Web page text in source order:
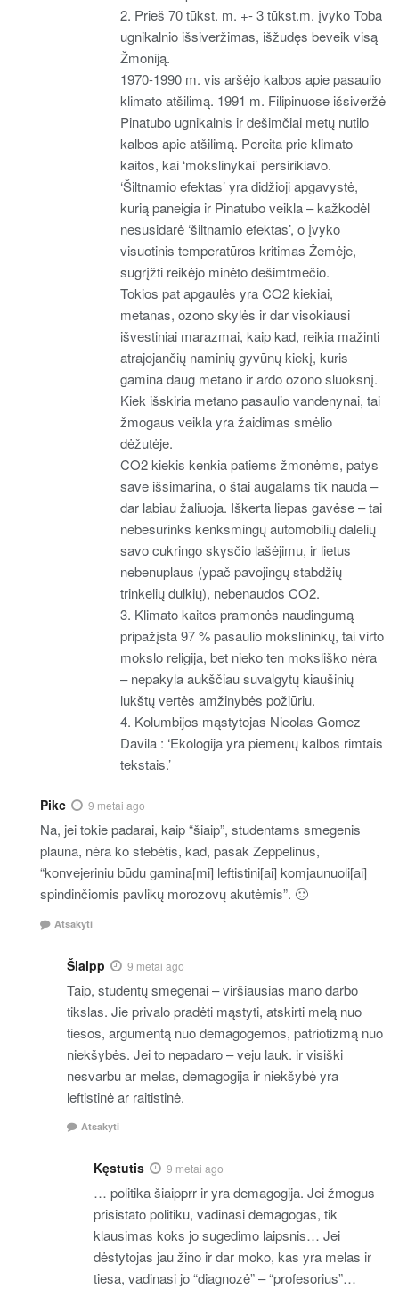
2. Prieš 70 tūkst. m. +- 3 tūkst.m. įvyko Toba
ugnikalnio išsiveržimas, išžudęs beveik visą
Žmoniją.
1970-1990 m. vis aršėjo kalbos apie pasaulio
klimato atšilimą. 1991 m. Filipinuose išsiveržė
Pinatubo ugnikalnis ir dešimčiai metų nutilo
kalbos apie atšilimą. Pereita prie klimato
kaitos, kai ‘mokslinykai’ persirikiavo.
‘Šiltnamio efektas’ yra didžioji apgavystė,
kurią paneigia ir Pinatubo veikla – kažkodėl
nesusidarė ‘šiltnamio efektas’, o įvyko
visuotinis temperatūros kritimas Žemėje,
sugrįžti reikėjo minėto dešimtmečio.
Tokios pat apgaulės yra CO2 kiekiai,
metanas, ozono skylės ir dar visokiausi
išvestiniai marazmai, kaip kad, reikia mažinti
atrajojančių naminių gyvūnų kiekį, kuris
gamina daug metano ir ardo ozono sluoksnį.
Kiek išskiria metano pasaulio vandenynai, tai
žmogaus veikla yra žaidimas smėlio
dėžutėje.
CO2 kiekis kenkia patiems žmonėms, patys
save išsimarina, o štai augalams tik nauda –
dar labiau žaliuoja. Iškerta liepas gavėse – tai
nebesurinks kenksmingų automobilių dalelių
savo cukringo skysčio lašėjimu, ir lietus
nebenuplaus (ypač pavojingų stabdžių
trinkelių dulkių), nebenaudos CO2.
3. Klimato kaitos pramonės naudingumą
pripažįsta 97 % pasaulio mokslininkų, tai virto
mokslo religija, bet nieko ten moksliško nėra
– nepakyla aukščiau suvalgytų kiaušinių
lukštų vertės amžinybės požiūriu.
4. Kolumbijos mąstytojas Nicolas Gomez
Davila : ‘Ekologija yra piemenų kalbos rimtais
tekstais.’
Pikc 9 metai ago
Na, jei tokie padarai, kaip “šiaip”, studentams smegenis
plauna, nėra ko stebėtis, kad, pasak Zeppelinus,
“konvejeriniu būdu gamina[mi] leftistini[ai] komjaunuoli[ai]
spindinčiomis pavlikų morozovų akutėmis”. 🙂
Atsakyti
Šiaipp 9 metai ago
Taip, studentų smegenai – viršiausias mano darbo
tikslas. Jie privalo pradėti mąstyti, atskirti melą nuo
tiesos, argumentą nuo demagogemos, patriotizmą nuo
niekšybės. Jei to nepadaro – veju lauk. ir visiški
nesvarbu ar melas, demagogija ir niekšybė yra
leftistinė ar raitistinė.
Atsakyti
Kęstutis 9 metai ago
… politika šiaipprr ir yra demagogija. Jei žmogus
prisistato politiku, vadinasi demagogas, tik
klausimas koks jo sugedimo laipsnis… Jei
dėstytojas jau žino ir dar moko, kas yra melas ir
tiesa, vadinasi jo “diagnozė” – “profesorius”…